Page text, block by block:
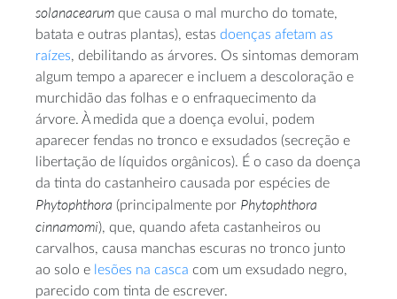
solanacearum que causa o mal murcho do tomate,
batata e outras plantas), estas doenças afetam as
raízes, debilitando as árvores. Os sintomas demoram
algum tempo a aparecer e incluem a descoloração e
murchidão das folhas e o enfraquecimento da
árvore. À medida que a doença evolui, podem
aparecer fendas no tronco e exsudados (secreção e
libertação de líquidos orgânicos). É o caso da doença
da tinta do castanheiro causada por espécies de
Phytophthora (principalmente por Phytophthora
cinnamomi), que, quando afeta castanheiros ou
carvalhos, causa manchas escuras no tronco junto
ao solo e lesões na casca com um exsudado negro,
parecido com tinta de escrever.